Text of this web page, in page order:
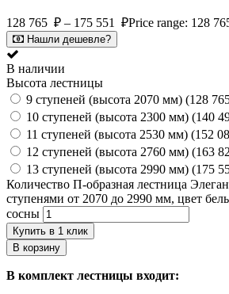
128 765 ₽ – 175 551 ₽Price range: 128
Нашли дешевле?
В наличии
Высота лестницы
9 ступеней (высота 2070 мм) (128
10 ступеней (высота 2300 мм) (140
11 ступеней (высота 2530 мм) (152
12 ступеней (высота 2760 мм) (163
13 ступеней (высота 2990 мм) (175
Количество П-образная лестница
ступенями от 2070 до 2990 мм, цвет
сосны
Купить в 1 клик
В корзину
В комплект лестницы входит: